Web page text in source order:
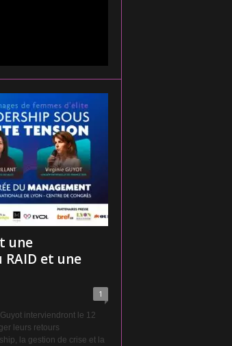
une
et une
1
interviendront le 12
leurs retours
la gestion de crise et la